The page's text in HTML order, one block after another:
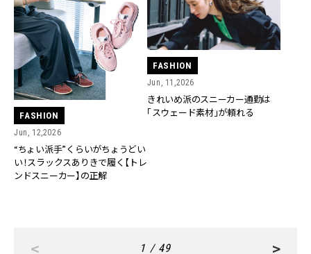
FASHION
Jun, 12,2026
“ちょい派手”くらいがちょうどい
い！スラックスありきで履く【トレ
ンドスニーカー】の正解
FASHION
Jun, 11,2026
きれいめ派のスニーカー通勤は
「スウェード素材」が頼れる
< 1 / 49 >